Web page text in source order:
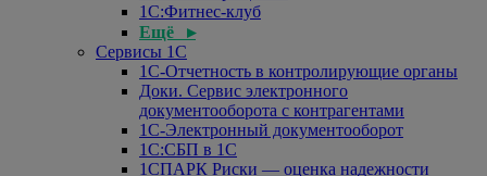
1С:Фитнес-клуб
Ещё ▸
Сервисы 1С
1С-Отчетность в контролирующие органы
Доки. Сервис электронного
документооборота с контрагентами
1С-Электронный документооборот
1С:СБП в 1С
1СПАРК Риски — оценка надежности